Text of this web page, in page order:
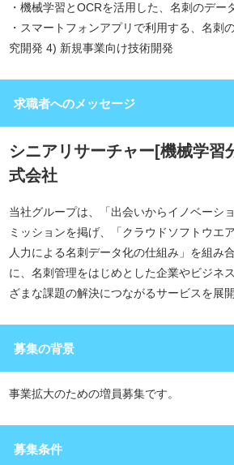
・機械学習とOCRを活用した、名刺のデー
・スマートフォンアプリで利用する、名刺
究開発 4) 新規事業向け技術開発
求職者へのメッセージ
シニアリサーチャー[機械学習
式会社
当社グループは、「出会いからイノベーシ
ミッションを掲げ、「クラウドソフトウエ
人力による名刺データ化の仕組み」を組み
に、名刺管理をはじめとした企業やビジネ
ざまな課題の解決につながるサービスを展
募集の背景
事業拡大のための増員募集です。
募集条件